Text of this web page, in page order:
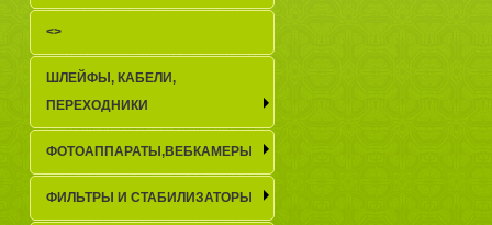
<>
ШЛЕЙФЫ, КАБЕЛИ,
ПЕРЕХОДНИКИ
ФОТОАППАРАТЫ,ВЕБКАМЕРЫ
ФИЛЬТРЫ И СТАБИЛИЗАТОРЫ